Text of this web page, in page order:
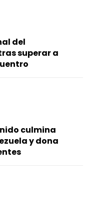
del
superar a
culmina
y dona